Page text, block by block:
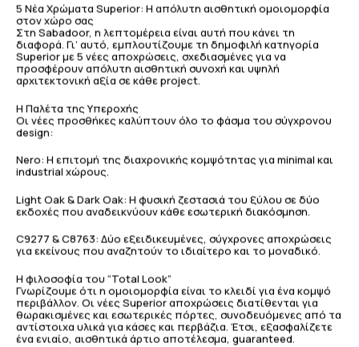
5 Νέα Χρώματα Superior: Η απόλυτη αισθητική ομοιομορφία
στον χώρο σας
Στη Sabadoor, η λεπτομέρεια είναι αυτή που κάνει τη
διαφορά. Γι’ αυτό, εμπλουτίζουμε τη δημοφιλή κατηγορία
Superior με 5 νέες αποχρώσεις, σχεδιασμένες για να
προσφέρουν απόλυτη αισθητική συνοχή και υψηλή
αρχιτεκτονική αξία σε κάθε project.
Η Παλέτα της Υπεροχής
Οι νέες προσθήκες καλύπτουν όλο το φάσμα του σύγχρονου
design:
Nero: Η επιτομή της διαχρονικής κομψότητας για minimal και
industrial χώρους.
Light Oak & Dark Oak: Η φυσική ζεστασιά του ξύλου σε δύο
εκδοχές που αναδεικνύουν κάθε εσωτερική διακόσμηση.
C9277 & C8763: Δύο εξειδικευμένες, σύγχρονες αποχρώσεις
για εκείνους που αναζητούν το ιδιαίτερο και το μοναδικό.
Η φιλοσοφία του “Total Look”
Γνωρίζουμε ότι η ομοιομορφία είναι το κλειδί για ένα κομψό
περιβάλλον. Οι νέες Superior αποχρώσεις διατίθενται για
θωρακισμένες και εσωτερικές πόρτες, συνοδευόμενες από τα
αντίστοιχα υλικά για κάσες και περβάζια. Έτσι, εξασφαλίζετε
ένα ενιαίο, αισθητικά άρτιο αποτέλεσμα, guaranteed.